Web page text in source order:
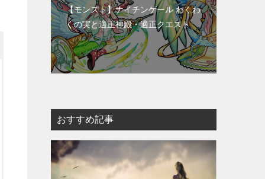
【モンスト】ナイチンゲール わくわ
くの実と適正神殿・適正クエスト
おすすめ記事